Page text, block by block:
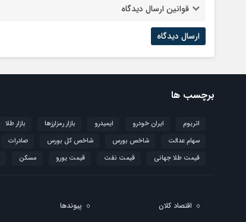
قوانین ارسال دیدگاه
برچسب ها
اتریوم ایران خودرو ایمیدرو بازار رمزارزها بازار طلا
سهام عدالت
شاخص بورس شاخص کل بورس صادرات
قیمت طلا جهانی
قیمت نفت قیمت یورو مسکن
اقتصاد کلان پیوندها